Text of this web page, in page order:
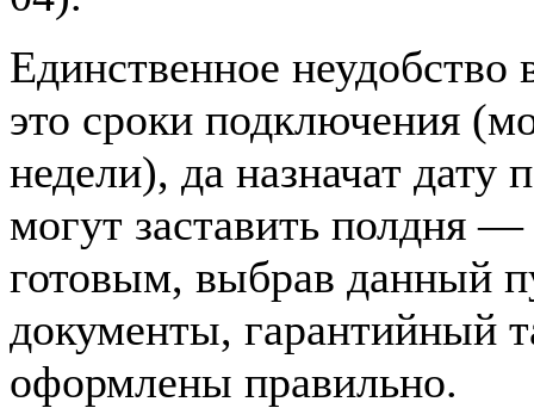
Единственное
это сроки подключения
недели), да назначат дату
могут заставить полдня
готовым, выбрав данный
документы, гарантийный
оформлены правильно.